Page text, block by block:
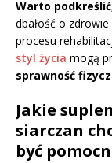
Warto
dbałość o
procesu
styl życia mogą
sprawność
Jakie
siarczan
być